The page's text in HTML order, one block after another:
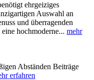
ehrgeiziges
Auswahl an
und überragenden
hochmoderne... mehr
Abständen Beiträge
erfahren